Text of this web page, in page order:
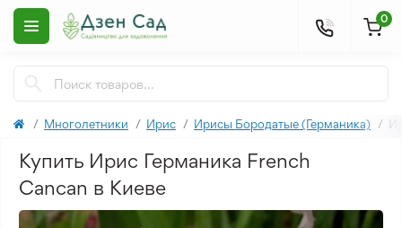
0
Многолетники Ирис Ирисы Бородатые (Германика)
Купить Ирис Германика French
Cancan в Киеве